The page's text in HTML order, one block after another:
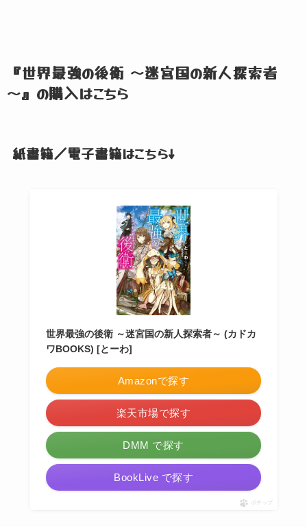
『世界最強の後衛 ～迷宮国の新人探索者
～』 の購入はこちら
紙書籍／電子書籍はこちら↓
世界最強の後衛 ～迷宮国の新人探索者～ (カドカ
ワBOOKS) [とーわ]
Amazonで探す
楽天市場で探す
DMM で探す
BookLive で探す
ポチップ